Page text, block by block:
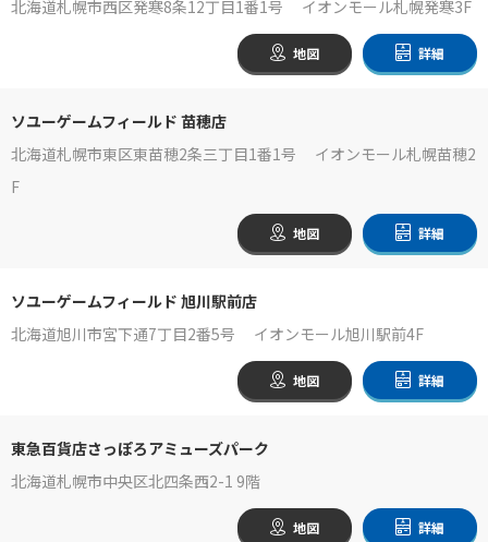
北海道札幌市西区発寒8条12丁目1番1号 イオンモール札幌発寒3F
地図 詳細
ソユーゲームフィールド 苗穂店
北海道札幌市東区東苗穂2条三丁目1番1号 イオンモール札幌苗穂2
F
地図 詳細
ソユーゲームフィールド 旭川駅前店
北海道旭川市宮下通7丁目2番5号 イオンモール旭川駅前4F
地図 詳細
東急百貨店さっぽろアミューズパーク
北海道札幌市中央区北四条西2-1 9階
地図 詳細